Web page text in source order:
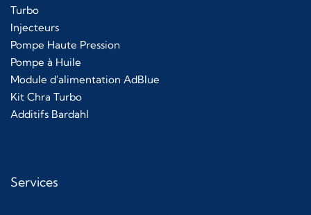
Turbo
Injecteurs
Pompe Haute Pression
Pompe à Huile
Module d'alimentation AdBlue
Kit Chra Turbo
Additifs Bardahl
Services